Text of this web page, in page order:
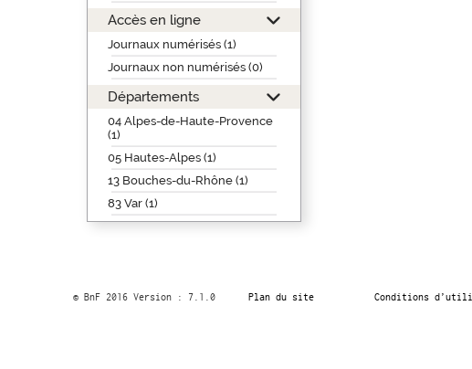
Accès en ligne
Journaux numérisés (1)
Journaux non numérisés (0)
Départements
04 Alpes-de-Haute-Provence
(1)
05 Hautes-Alpes (1)
13 Bouches-du-Rhône (1)
83 Var (1)
© BnF 2016 Version : 7.1.0 Plan du site Conditions